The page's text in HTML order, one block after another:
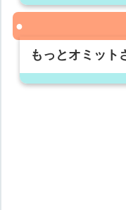
もっとオミット